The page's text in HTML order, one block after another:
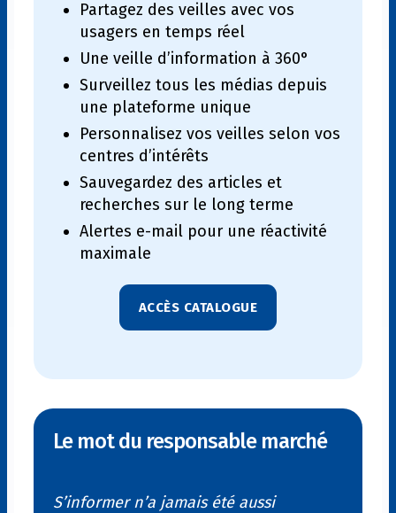
Partagez des veilles avec vos
usagers en temps réel
Une veille d’information à 360°
Surveillez tous les médias depuis
une plateforme unique
Personnalisez vos veilles selon vos
centres d’intérêts
Sauvegardez des articles et
recherches sur le long terme
Alertes e-mail pour une réactivité
maximale
ACCÈS CATALOGUE
Le mot du responsable marché
S’informer n’a jamais été aussi